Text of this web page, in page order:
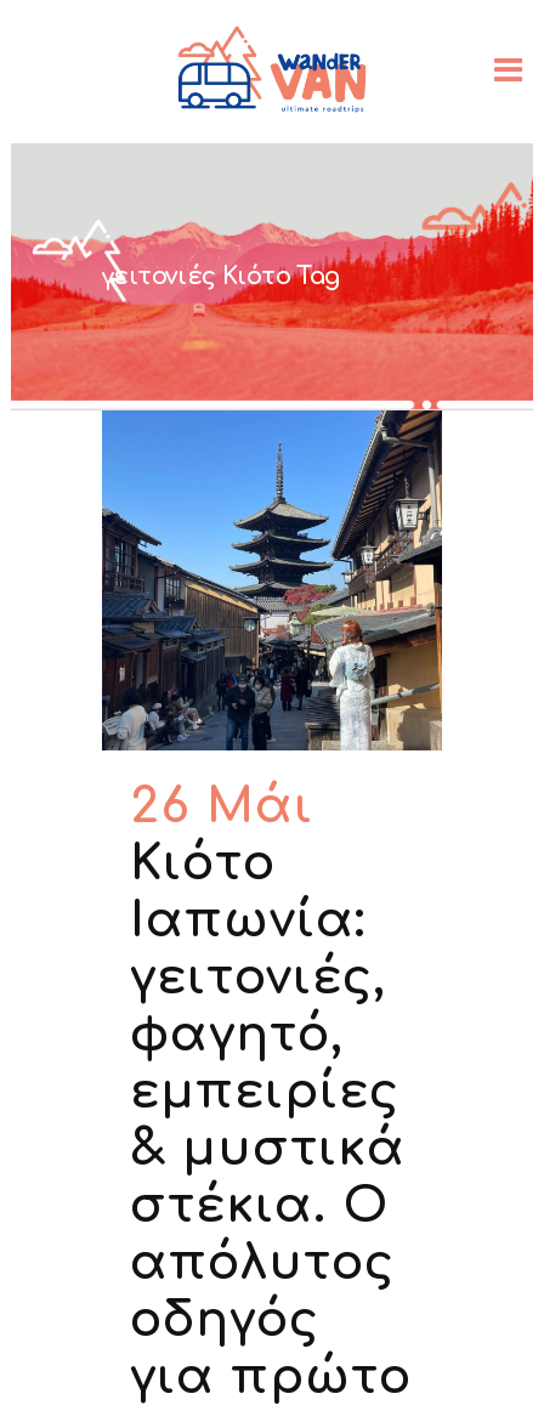
γειτονιές Κιότο Tag
26 Μάι
Κιότο
Ιαπωνία:
γειτονιές,
φαγητό,
εμπειρίες
& μυστικά
στέκια. Ο
απόλυτος
οδηγός
για πρώτο